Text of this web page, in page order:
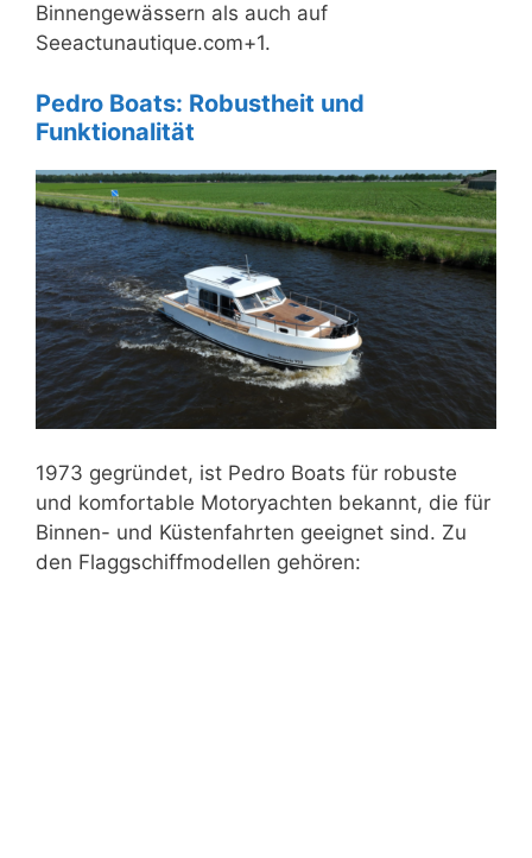
Binnengewässern als auch auf
Seeactunautique.com+1.
Pedro Boats: Robustheit und
Funktionalität
1973 gegründet, ist Pedro Boats für robuste
und komfortable Motoryachten bekannt, die für
Binnen- und Küstenfahrten geeignet sind. Zu
den Flaggschiffmodellen gehören: